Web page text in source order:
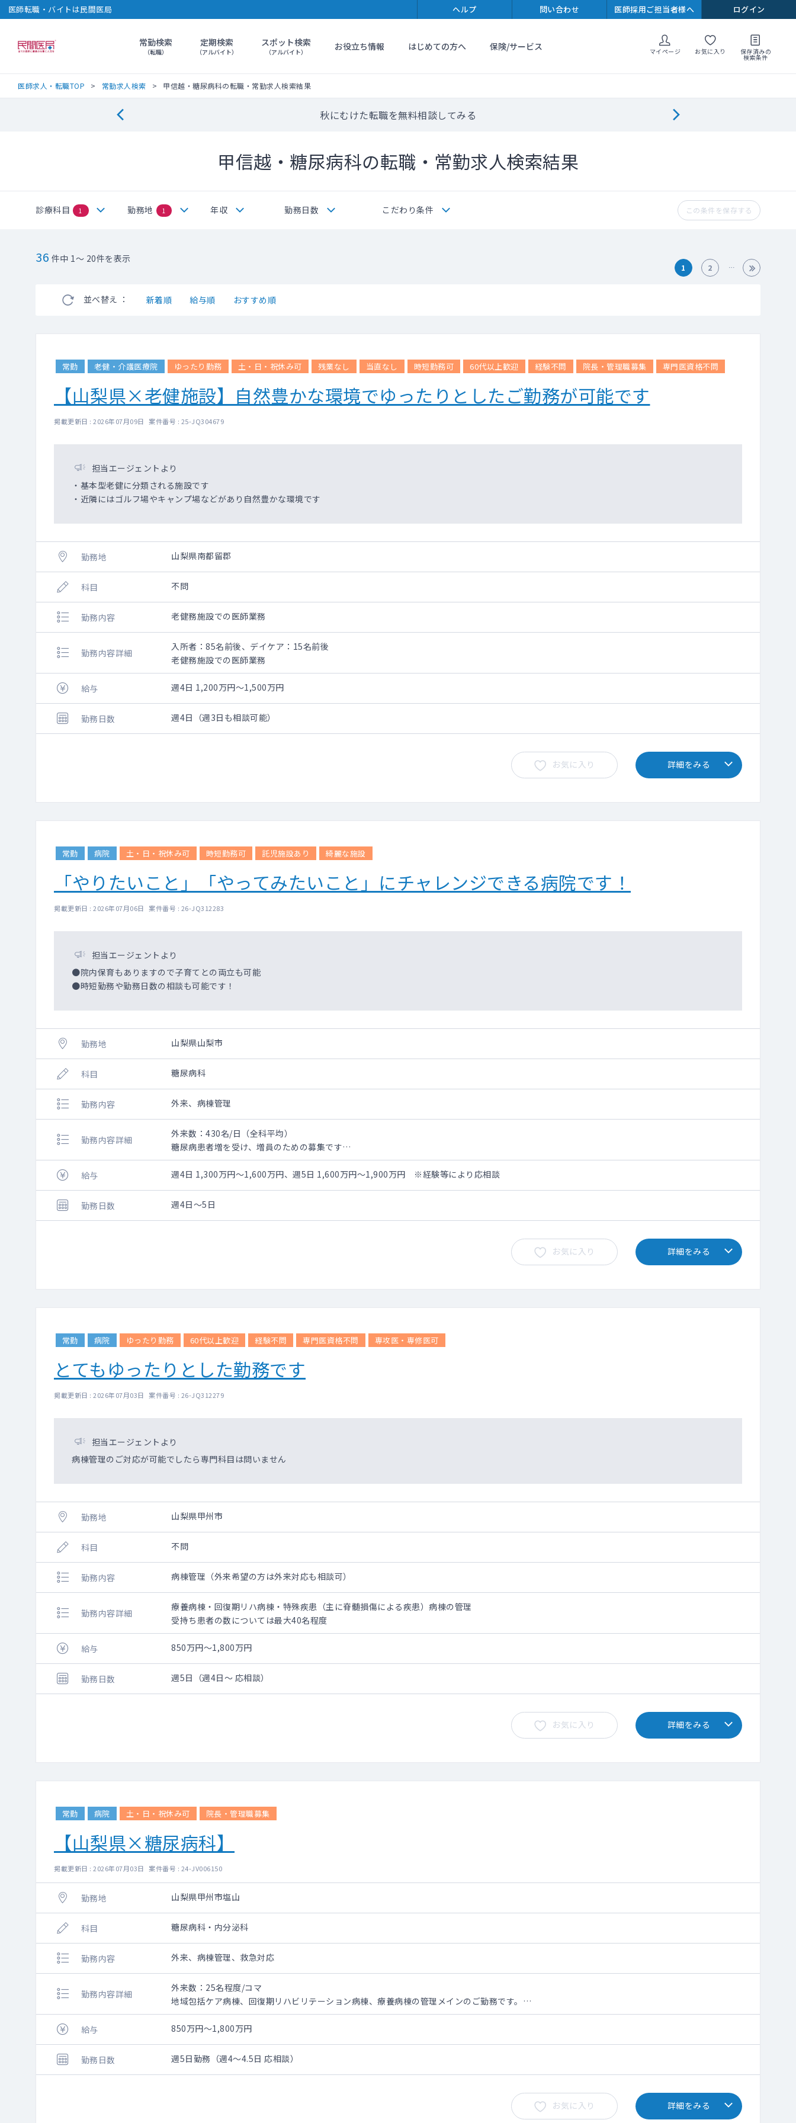
医師転職・バイトは民間医局 ヘルプ 問い合わせ 医師採用ご担当者様へ ログイン
民間医局常勤検索
（転職）
定期検索
（アルバイト）
スポット検索
（アルバイト） お役立ち情報 はじめての方へ 保険/サービス マイページ お気に入り 保存済みの
検索条件
医師求人・転職TOP 常勤求人検索 甲信越・糖尿病科の転職・常勤求人検索結果
秋にむけた転職を無料相談してみる
甲信越・糖尿病科の転職・常勤求人検索結果
診療科目 1 勤務地 1 年収 勤務日数 こだわり条件 この条件を保存する
36 件中 1～ 20件を表示
並べ替え ： 新着順 給与順 おすすめ順
1 2
常勤 老健・介護医療院 ゆったり勤務 土・日・祝休み可 残業なし 当直なし 時短勤務可 60代以上歓迎 経験不問 院長・管理職募集 専門医資格不問
【山梨県×老健施設】自然豊かな環境でゆったりとしたご勤務が可能です
掲載更新日 : 2026年07月09日 案件番号 : 25-JQ304679
担当エージェントより
・基本型老健に分類される施設です
・近隣にはゴルフ場やキャンプ場などがあり自然豊かな環境です
勤務地 山梨県南都留郡
科目 不問
勤務内容 老健務施設での医師業務
勤務内容詳細
入所者：85名前後、デイケア：15名前後
老健務施設での医師業務
給与 週4日 1,200万円～1,500万円
勤務日数 週4日（週3日も相談可能）
お気に入り 詳細をみる
常勤 病院 土・日・祝休み可 時短勤務可 託児施設あり 綺麗な施設
「やりたいこと」「やってみたいこと」にチャレンジできる病院です！
掲載更新日 : 2026年07月06日 案件番号 : 26-JQ312283
担当エージェントより
●院内保育もありますので子育てとの両立も可能
●時短勤務や勤務日数の相談も可能です！
勤務地 山梨県山梨市
科目 糖尿病科
勤務内容 外来、病棟管理
勤務内容詳細
外来数：430名/日（全科平均）
糖尿病患者増を受け、増員のための募集です
全人的・総合的な治療・診断・療養管理
一般内科外来の他、糖尿病外来のご対応もお願い致します。
病棟管理（常時10名程度）
給与 週4日 1,300万円～1,600万円、週5日 1,600万円～1,900万円 ※経験等により応相談
勤務日数 週4日～5日
お気に入り 詳細をみる
常勤 病院 ゆったり勤務 60代以上歓迎 経験不問 専門医資格不問 専攻医・専修医可
とてもゆったりとした勤務です
掲載更新日 : 2026年07月03日 案件番号 : 26-JQ312279
担当エージェントより
病棟管理のご対応が可能でしたら専門科目は問いません
勤務地 山梨県甲州市
科目 不問
勤務内容 病棟管理（外来希望の方は外来対応も相談可）
勤務内容詳細
療養病棟・回復期リハ病棟・特殊疾患（主に脊髄損傷による疾患）病棟の管理
受持ち患者の数については最大40名程度
給与 850万円～1,800万円
勤務日数 週5日（週4日～ 応相談）
お気に入り 詳細をみる
常勤 病院 土・日・祝休み可 院長・管理職募集
【山梨県×糖尿病科】
掲載更新日 : 2026年07月03日 案件番号 : 24-JV006150
勤務地 山梨県甲州市塩山
科目 糖尿病科・内分泌科
勤務内容 外来、病棟管理、救急対応
勤務内容詳細
外来数：25名程度/コマ
地域包括ケア病棟、回復期リハビリテーション病棟、療養病棟の管理メインのご勤務です。
一般内科、専門内科外来のご対応もお願い致します。
給与
850万円～1,800万円
勤務日数 週5日勤務（週4～4.5日 応相談）
お気に入り 詳細をみる